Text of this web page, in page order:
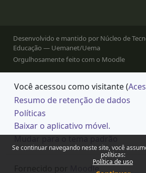
Se continuar navegando neste site, você
políticas:
Política de uso
Desenvolvido e mantido por Núcleo de
Educação — Uemanet/Uema
Orgulhosamente feito com o Moodle
Você acessou como visitante (
Resumo de retenção de dados
Políticas
Baixar o aplicativo móvel.
Moodle